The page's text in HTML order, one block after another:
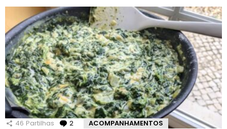
46 Partilhas 2 Comentários
ACOMPANHAMENTOS